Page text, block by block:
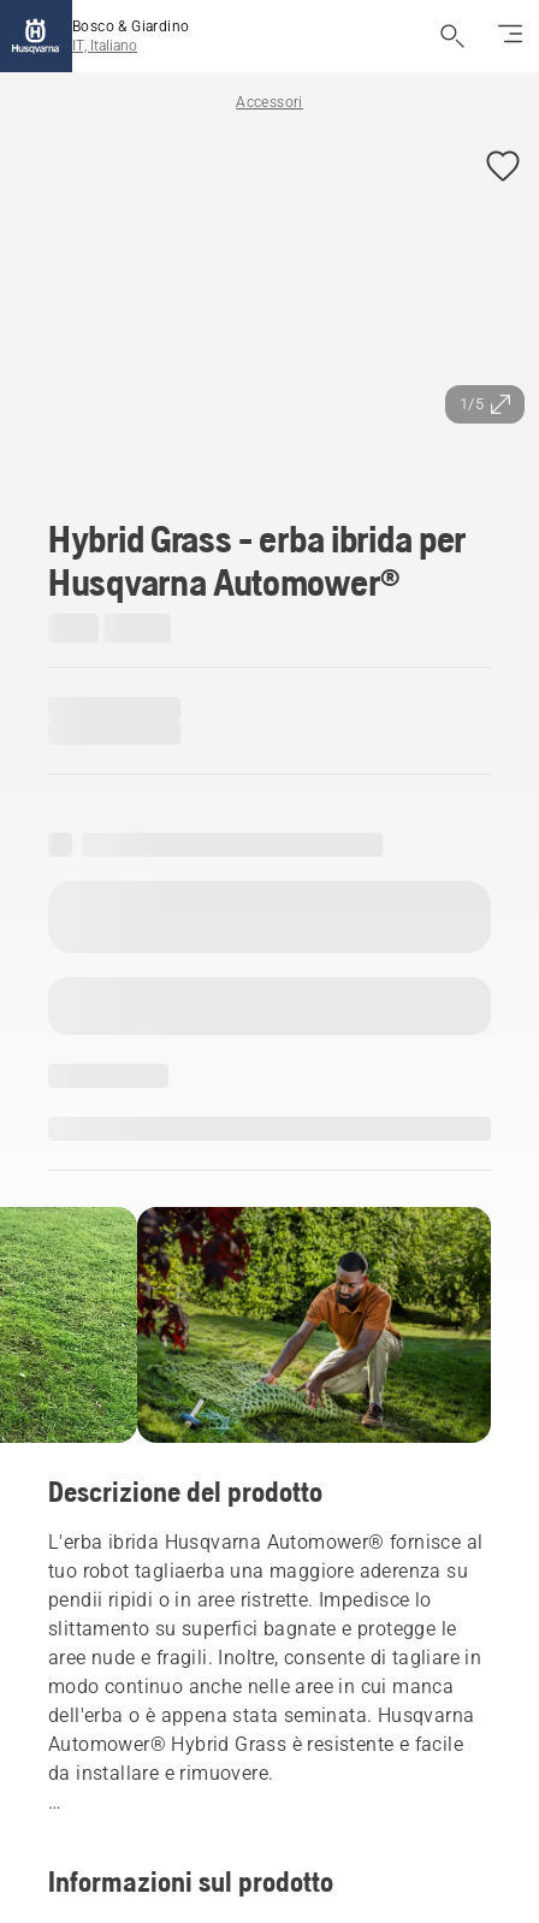
Bosco & Giardino
IT, Italiano
Accessori
1/5
Hybrid Grass - erba ibrida per
Husqvarna Automower®
Descrizione del prodotto
L'erba ibrida Husqvarna Automower® fornisce al
tuo robot tagliaerba una maggiore aderenza su
pendii ripidi o in aree ristrette. Impedisce lo
slittamento su superfici bagnate e protegge le
aree nude e fragili. Inoltre, consente di tagliare in
modo continuo anche nelle aree in cui manca
dell'erba o è appena stata seminata. Husqvarna
Automower® Hybrid Grass è resistente e facile
da installare e rimuovere.
L'erba ibrida fa parte della nostra ampia gamma
Informazioni sul prodotto